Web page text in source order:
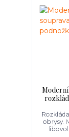
Moderní
obrysy.